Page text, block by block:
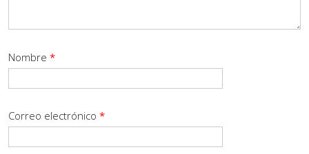
Nombre *
Correo electrónico *